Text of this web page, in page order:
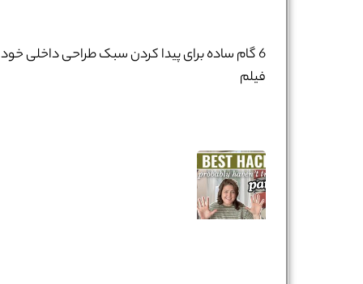
6 گام ساده برای پیدا کردن سبک طراحی داخلی
فیلم